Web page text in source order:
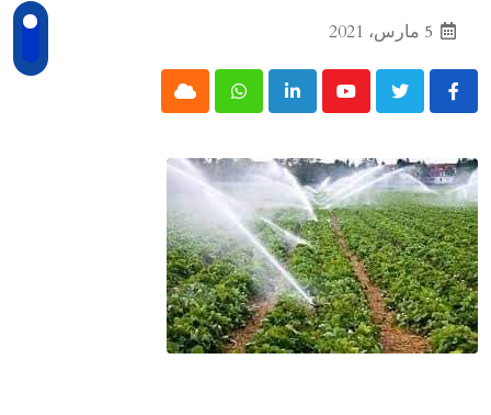
5 مارس، 2021
Youtube
LinkedIn
Whatsapp
Cloud